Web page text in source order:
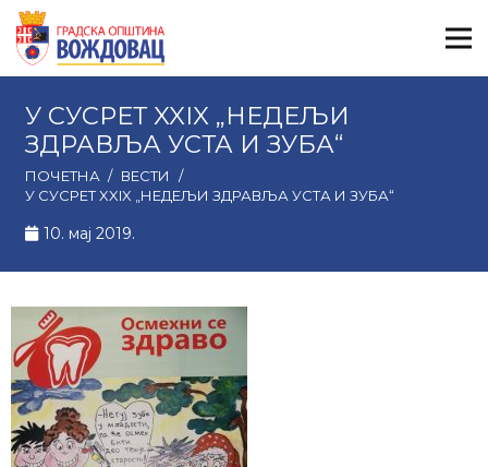
У СУСРЕТ XXIX „НЕДЕЉИ
ЗДРАВЉА УСТА И ЗУБА“
ПОЧЕТНА / ВЕСТИ
/
У СУСРЕТ XXIX „НЕДЕЉИ ЗДРАВЉА УСТА И ЗУБА“
10. мај 2019.